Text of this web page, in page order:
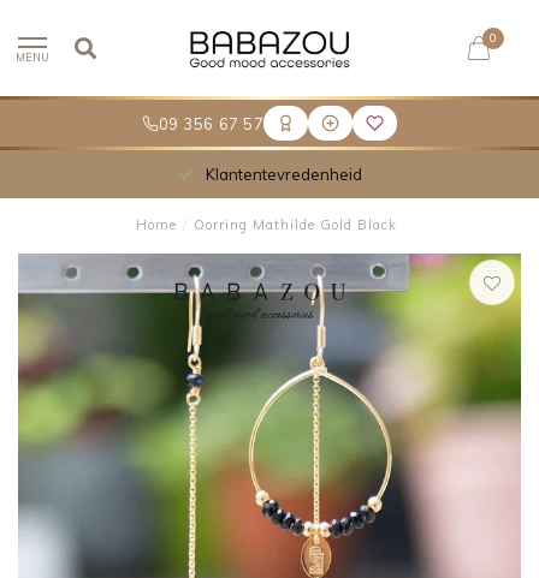
09 356 67 57
MENU
0
Klantentevredenheid
Home / Oorring Mathilde Gold Black